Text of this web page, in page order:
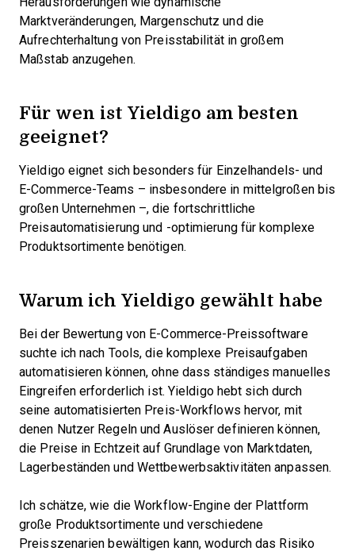
Marktveränderungen, Margenschutz und die
Aufrechterhaltung von Preisstabilität in großem
Maßstab anzugehen.
Für wen ist Yieldigo am besten
geeignet?
Yieldigo eignet sich besonders für Einzelhandels- und
E-Commerce-Teams – insbesondere in mittelgroßen bis
großen Unternehmen –, die fortschrittliche
Preisautomatisierung und -optimierung für komplexe
Produktsortimente benötigen.
Warum ich Yieldigo gewählt habe
Bei der Bewertung von E-Commerce-Preissoftware
suchte ich nach Tools, die komplexe Preisaufgaben
automatisieren können, ohne dass ständiges manuelles
Eingreifen erforderlich ist. Yieldigo hebt sich durch
seine automatisierten Preis-Workflows hervor, mit
denen Nutzer Regeln und Auslöser definieren können,
die Preise in Echtzeit auf Grundlage von Marktdaten,
Lagerbeständen und Wettbewerbsaktivitäten anpassen.
Ich schätze, wie die Workflow-Engine der Plattform
große Produktsortimente und verschiedene
Preisszenarien bewältigen kann, wodurch das Risiko